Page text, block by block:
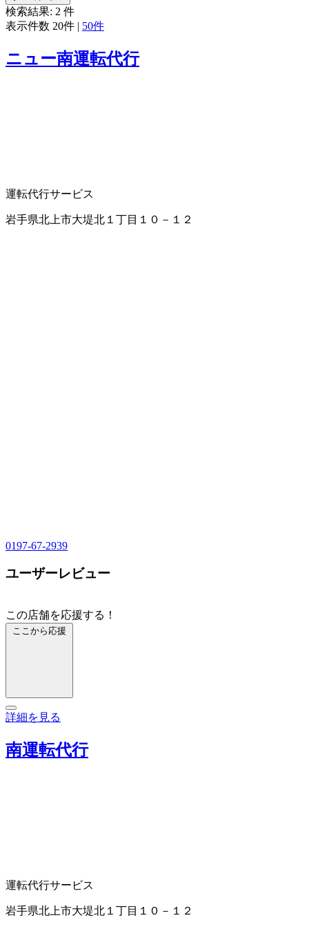
検索結果: 2 件
表示件数 20件 | 50件
ニュー南運転代行
運転代行サービス
岩手県北上市大堤北１丁目１０－１２
0197-67-2939
ユーザーレビュー
この店舗を応援する！
ここから応援
詳細を見る
南運転代行
運転代行サービス
岩手県北上市大堤北１丁目１０－１２